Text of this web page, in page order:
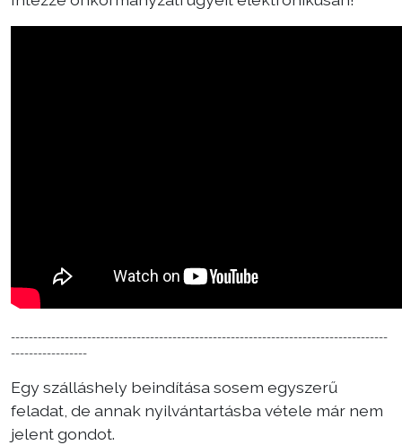
------------------------------------------------------------------------------------
-----------------
Egy szálláshely beindítása sosem egyszerű
feladat, de annak nyilvántartásba vétele már nem
jelent gondot.